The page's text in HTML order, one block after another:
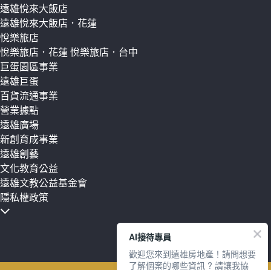
遠雄悅來大飯店
遠雄悅來大飯店．花蓮
悅樂旅店
悅樂旅店．花蓮 悅樂旅店．台中
巨蛋園區事業
遠雄巨蛋
百貨流通事業
營業據點
遠雄廣場
新創育成事業
遠雄創藝
文化教育公益
遠雄文教公益基金會
隱私權政策
AI接待專員
歡迎您來到遠雄房地產！請問想要
了解個案的哪些資訊 ? 請讓我協